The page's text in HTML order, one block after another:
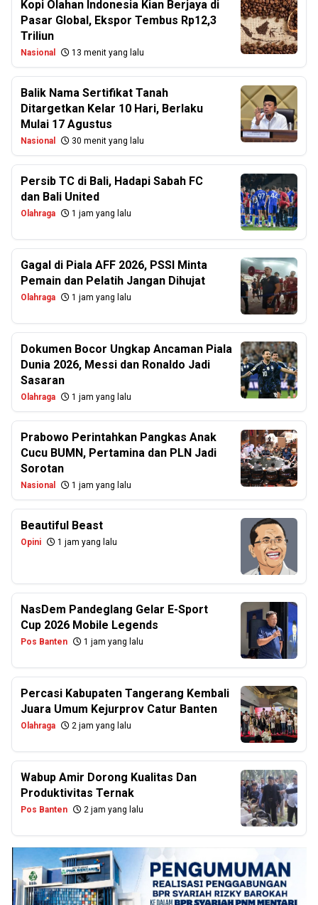
Kopi Olahan Indonesia Kian Berjaya di
Pasar Global, Ekspor Tembus Rp12,3
Triliun
Nasional 13 menit yang lalu
Balik Nama Sertifikat Tanah
Ditargetkan Kelar 10 Hari, Berlaku
Mulai 17 Agustus
Nasional 30 menit yang lalu
Persib TC di Bali, Hadapi Sabah FC
dan Bali United
Olahraga 1 jam yang lalu
Gagal di Piala AFF 2026, PSSI Minta
Pemain dan Pelatih Jangan Dihujat
Olahraga 1 jam yang lalu
Dokumen Bocor Ungkap Ancaman Piala
Dunia 2026, Messi dan Ronaldo Jadi
Sasaran
Olahraga 1 jam yang lalu
Prabowo Perintahkan Pangkas Anak
Cucu BUMN, Pertamina dan PLN Jadi
Sorotan
Nasional 1 jam yang lalu
Beautiful Beast
Opini 1 jam yang lalu
NasDem Pandeglang Gelar E-Sport
Cup 2026 Mobile Legends
Pos Banten 1 jam yang lalu
Percasi Kabupaten Tangerang Kembali
Juara Umum Kejurprov Catur Banten
Olahraga 2 jam yang lalu
Wabup Amir Dorong Kualitas Dan
Produktivitas Ternak
Pos Banten 2 jam yang lalu